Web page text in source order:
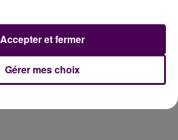
Gérer mes choix
Accepter et fermer